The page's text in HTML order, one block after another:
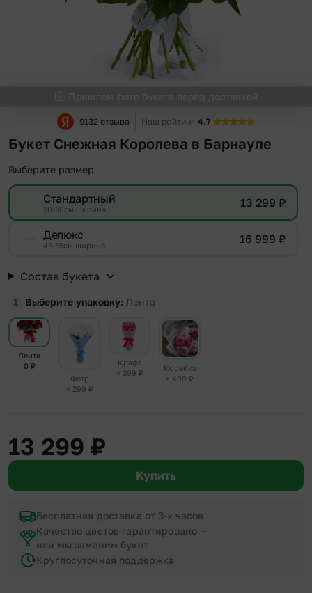
9132 отзыва Наш рейтинг 4.7
Букет Снежная Королева в Барнауле
Выберите размер
Стандартный
20-30см ширина 13 299 ₽
Делюкс
45-55см ширина 16 999 ₽
Состав букета
Выберите упаковку Лента
Лента
0 ₽
Фетр
+ 299 ₽
Крафт
+ 399 ₽
Корейка
+ 499 ₽
13 299 ₽
Купить
Бесплатная доставка от 3-х часов
Качество цветов гарантировано —
или мы заменим букет
Круглосуточная поддержка